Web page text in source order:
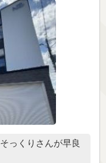
っくりさんが早良